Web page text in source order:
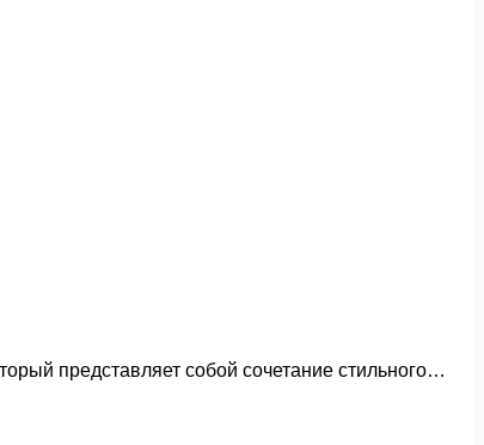
представляет собой сочетание стильного…